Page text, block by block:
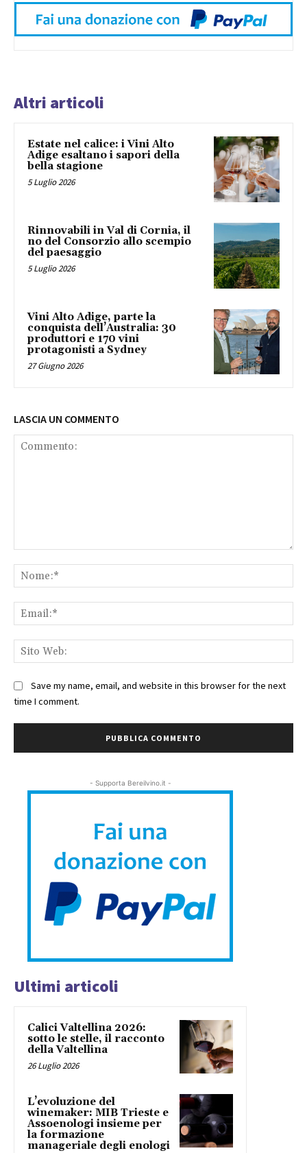
Altri articoli
Estate nel calice: i Vini Alto
Adige esaltano i sapori della
bella stagione
5 Luglio 2026
Rinnovabili in Val di Cornia, il
no del Consorzio allo scempio
del paesaggio
5 Luglio 2026
Vini Alto Adige, parte la
conquista dell’Australia: 30
produttori e 170 vini
protagonisti a Sydney
27 Giugno 2026
LASCIA UN COMMENTO
Save my name, email, and website in this browser for the next
time I comment.
- Supporta Bereilvino.it -
Ultimi articoli
Calici Valtellina 2026:
sotto le stelle, il racconto
della Valtellina
26 Luglio 2026
L’evoluzione del
winemaker: MIB Trieste e
Assoenologi insieme per
la formazione
manageriale degli enologi